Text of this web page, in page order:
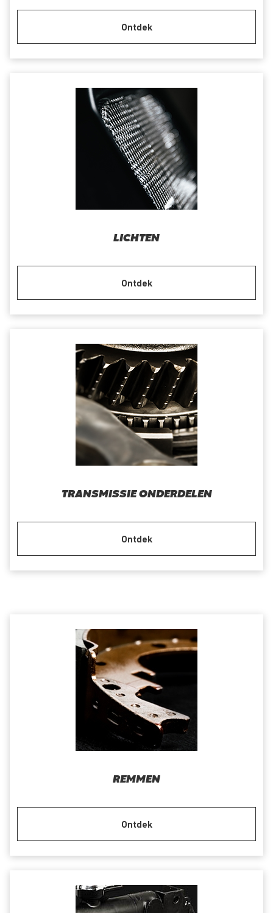
Ontdek
LICHTEN
Ontdek
TRANSMISSIE ONDERDELEN
Ontdek
REMMEN
Ontdek